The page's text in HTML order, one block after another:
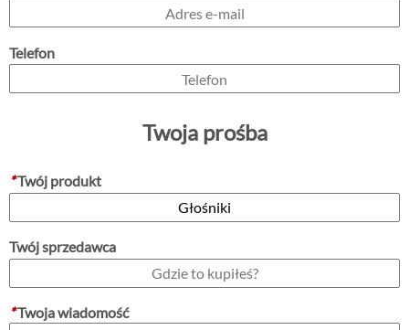
Telefon
Twoja prośba
*Twój produkt
Twój sprzedawca
*Twoja wiadomość